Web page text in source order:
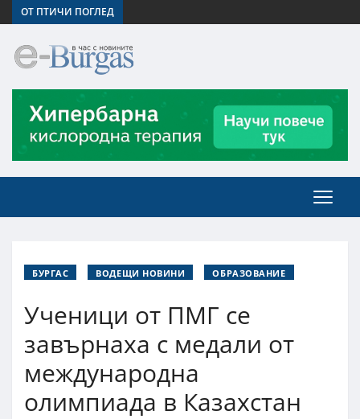
ОТ ПТИЧИ ПОГЛЕД
БУРГАС ВОДЕЩИ НОВИНИ ОБРАЗОВАНИЕ
Ученици от ПМГ се
завърнаха с медали от
международна
олимпиада в Казахстан